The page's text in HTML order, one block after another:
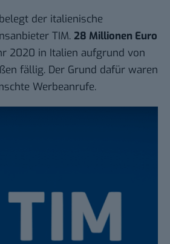
der italienische
TIM. 28 Millionen Euro
2020 in Italien aufgrund von
fällig. Der Grund dafür waren
Werbeanrufe.